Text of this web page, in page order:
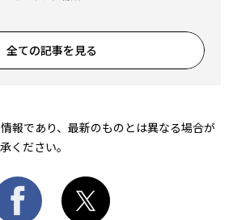
全ての記事を見る
報であり、最新のものとは異なる場合が
ください。